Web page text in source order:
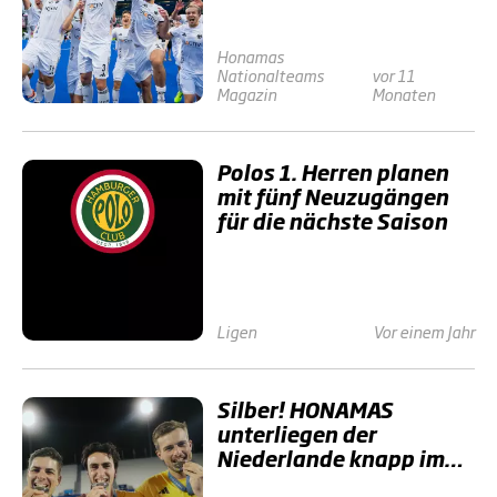
Honamas
Nationalteams
Magazin
vor 11
Monaten
Polos 1. Herren planen
mit fünf Neuzugängen
für die nächste Saison
Ligen Vor einem Jahr
Silber! HONAMAS
unterliegen der
Niederlande knapp im